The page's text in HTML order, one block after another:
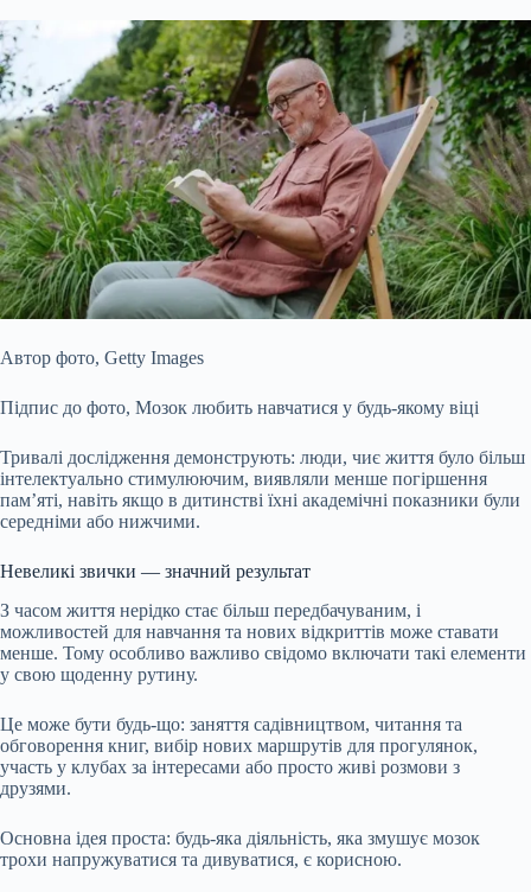
Автор фото, Getty Images
Підпис до фото, Мозок любить навчатися у будь-якому віці
Тривалі дослідження демонструють: люди, чиє життя було більш
інтелектуально стимулюючим, виявляли менше погіршення
пам’яті, навіть якщо в дитинстві їхні академічні показники були
середніми або нижчими.
Невеликі звички — значний результат
З часом життя нерідко стає більш передбачуваним, і
можливостей для навчання та нових відкриттів може ставати
менше. Тому особливо важливо свідомо включати такі елементи
у свою щоденну рутину.
Це може бути будь-що: заняття садівництвом, читання та
обговорення книг, вибір нових маршрутів для прогулянок,
участь у клубах за інтересами або просто живі розмови з
друзями.
Основна ідея проста: будь-яка діяльність, яка змушує мозок
трохи напружуватися та дивуватися, є корисною.